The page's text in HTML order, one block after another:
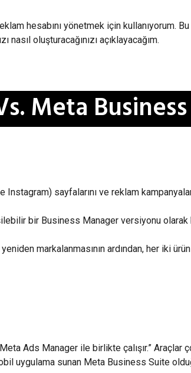
hesabını yönetmek için kullanıyorum.
oluşturacağınızı açıklayacağım.
Meta
sayfalarını ve reklam
bir Business Manager versiyonu olarak
markalanmasının ardından, her iki
Ads Manager ile birlikte çalışır.” Araçlar
uygulama sunan Meta Business Suite